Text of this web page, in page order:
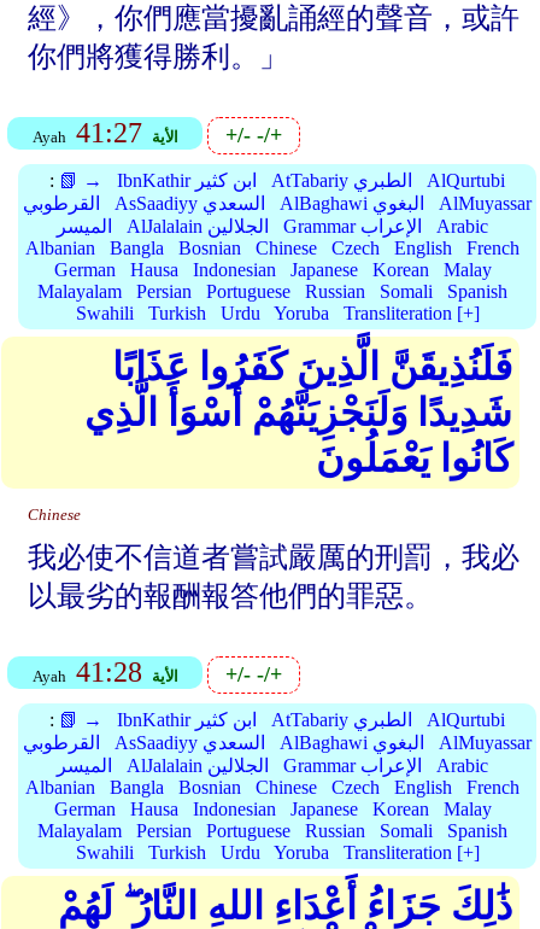
經》，你們應當擾亂誦經的聲音，或許
你們將獲得勝利。」
Ayah 41:27 الأية +/--/+
: 📗 → IbnKathir ابن كثير AtTabariy الطبري
AlQurtubi
القرطوبي
AsSaadiyy السعدي AlBaghawi البغوي
AlMuyassar
الميسر
AlJalalain الجلالين Grammar الإعراب
Arabic
Albanian
Bangla Bosnian Chinese Czech English
French
German
Hausa Indonesian Japanese Korean
Malay
Malayalam
Persian Portuguese Russian Somali
Spanish
Swahili
Turkish Urdu Yoruba Transliteration [+]
فَلَنُذِيقَنَّ الَّذِينَ كَفَرُوا عَذَابًا
شَدِيدًا وَلَنَجْزِيَنَّهُمْ أَسْوَأَ الَّذِي
كَانُوا يَعْمَلُونَ
Chinese
我必使不信道者嘗試嚴厲的刑罰，我必
以最劣的報酬報答他們的罪惡。
Ayah 41:28 الأية +/--/+
: 📗 → IbnKathir ابن كثير AtTabariy الطبري
AlQurtubi
القرطوبي
AsSaadiyy السعدي AlBaghawi البغوي
AlMuyassar
الميسر
AlJalalain الجلالين Grammar الإعراب
Arabic
Albanian
Bangla Bosnian Chinese Czech English
French
German
Hausa Indonesian Japanese Korean
Malay
Malayalam
Persian Portuguese Russian Somali
Spanish
Swahili
Turkish Urdu Yoruba Transliteration [+]
ذَٰلِكَ جَزَاءُ أَعْدَاءِ اللهِ النَّارُ ۖ لَهُمْ